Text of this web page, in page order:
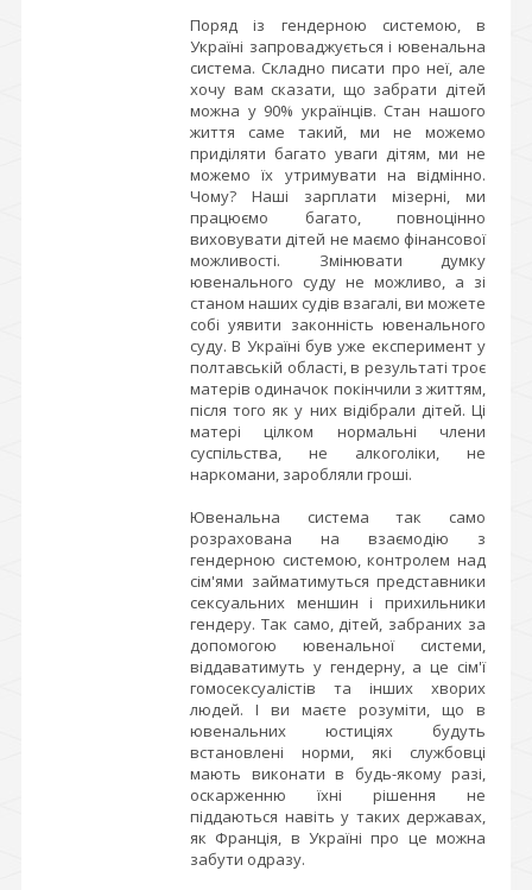
Поряд із гендерною системою, в
Україні запроваджується і ювенальна
система. Складно писати про неї, але
хочу вам сказати, що забрати дітей
можна у 90% українців. Стан нашого
життя саме такий, ми не можемо
приділяти багато уваги дітям, ми не
можемо їх утримувати на відмінно.
Чому? Наші зарплати мізерні, ми
працюємо багато, повноцінно
виховувати дітей не маємо фінансової
можливості. Змінювати думку
ювенального суду не можливо, а зі
станом наших судів взагалі, ви можете
собі уявити законність ювенального
суду. В Україні був уже експеримент у
полтавській області, в результаті троє
матерів одиначок покінчили з життям,
після того як у них відібрали дітей. Ці
матері цілком нормальні члени
суспільства, не алкоголіки, не
наркомани, заробляли гроші.
Ювенальна система так само
розрахована на взаємодію з
гендерною системою, контролем над
сім'ями займатимуться представники
сексуальних меншин і прихильники
гендеру. Так само, дітей, забраних за
допомогою ювенальної системи,
віддаватимуть у гендерну, а це сім'ї
гомосексуалістів та інших хворих
людей. І ви маєте розуміти, що в
ювенальних юстиціях будуть
встановлені норми, які службовці
мають виконати в будь-якому разі,
оскарженню їхні рішення не
піддаються навіть у таких державах,
як Франція, в Україні про це можна
забути одразу.